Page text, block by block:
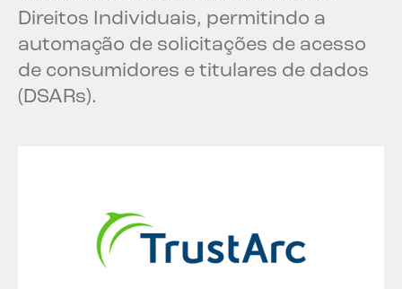
Direitos Individuais, permitindo a
automação de solicitações de acesso
de consumidores e titulares de dados
(DSARs).